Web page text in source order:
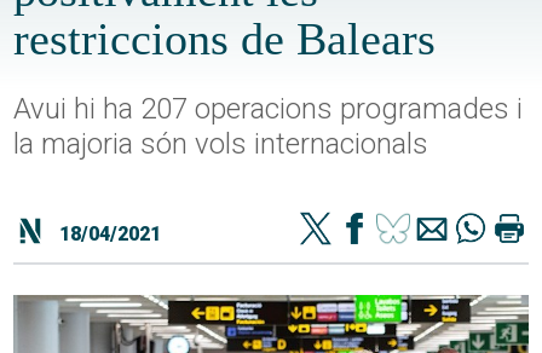
restriccions de Balears
Avui hi ha 207 operacions programades i
la majoria són vols internacionals
18/04/2021